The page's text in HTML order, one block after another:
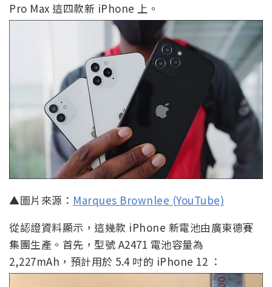
Pro Max 這四款新 iPhone 上。
▲圖片來源： Marques Brownlee (YouTube)
從認證資料顯示，這幾款 iPhone 新電池由廣東德賽
集團生產。首先，型號 A2471 電池容量為
2,227mAh，預計用於 5.4 吋的 iPhone 12 ：